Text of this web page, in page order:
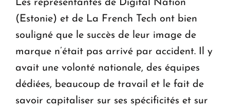
Les représentantes de Digital Nation
(Estonie) et de La French Tech ont bien
souligné que le succès de leur image de
marque n’était pas arrivé par accident. Il y
avait une volonté nationale, des équipes
dédiées, beaucoup de travail et le fait de
savoir capitaliser sur ses spécificités et sur